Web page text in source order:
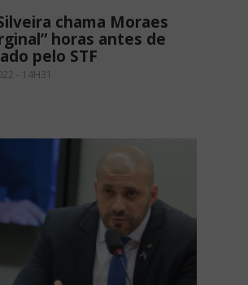
chama Moraes
horas antes de
pelo STF
- 14H31